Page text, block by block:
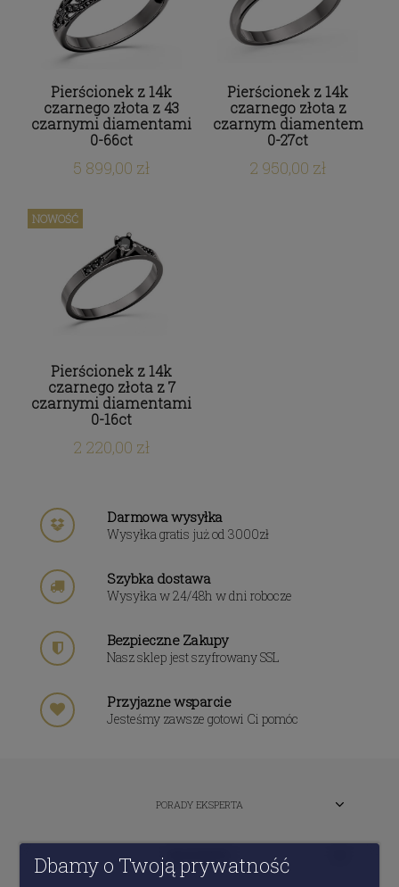
Pierścionek z 14k
czarnego złota z 43
czarnymi diamentami
0-66ct
5 899,00 zł
Pierścionek z 14k
czarnego złota z
czarnym diamentem
0-27ct
2 950,00 zł
Pierścionek z 14k
czarnego złota z 7
czarnymi diamentami
0-16ct
2 220,00 zł
NOWOŚĆ
Darmowa wysyłka
Wysyłka gratis już od 3000zł
Szybka dostawa
Wysyłka w 24/48h w dni robocze
Bezpieczne Zakupy
Nasz sklep jest szyfrowany SSL
Przyjazne wsparcie
Jesteśmy zawsze gotowi Ci pomóc
PORADY EKSPERTA
Dbamy o Twoją prywatność